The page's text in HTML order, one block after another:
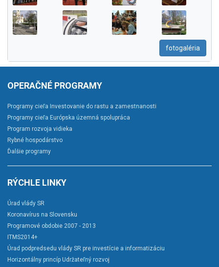
fotogaléria
OPERAČNÉ PROGRAMY
Programy cieľa Investovanie do rastu a zamestnanosti
Programy cieľa Európska územná spolupráca
Program rozvoja vidieka
Rybné hospodárstvo
Ďalšie programy
RÝCHLE LINKY
Úrad vlády SR
Koronavírus na Slovensku
Programové obdobie 2007 - 2013
ITMS2014+
Úrad podpredsedu vlády SR pre investície a informatizáciu
Horizontálny princíp Udržateľný rozvoj